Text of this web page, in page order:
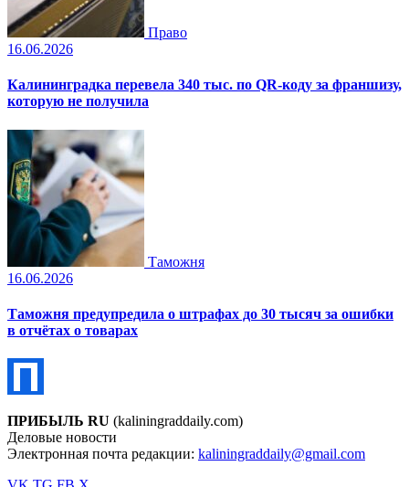
Право
16.06.2026
Калининградка перевела 340 тыс. по QR-коду за франшизу,
которую не получила
Таможня
16.06.2026
Таможня предупредила о штрафах до 30 тысяч за ошибки
в отчётах о товарах
ПРИБЫЛЬ RU (kaliningraddaily.com)
Деловые новости
Электронная почта редакции: kaliningraddaily@gmail.com